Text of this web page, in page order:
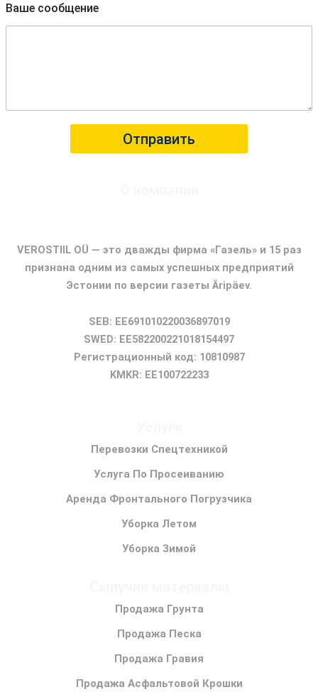
Ваше сообщение
Отправить
VEROSTIIL OÜ — это дважды фирма «Газель» и 15 раз
признана одним из самых успешных предприятий
Эстонии по версии газеты Äripäev.
SEB: EE691010220036897019
SWED: EE582200221018154497
Регистрационный код: 10810987
KMKR: EE100722233
Перевозки Спецтехникой
Услуга По Просеиванию
Аренда Фронтального Погрузчика
Уборка Летом
Уборка Зимой
Продажа Грунта
Продажа Песка
Продажа Гравия
Продажа Асфальтовой Крошки